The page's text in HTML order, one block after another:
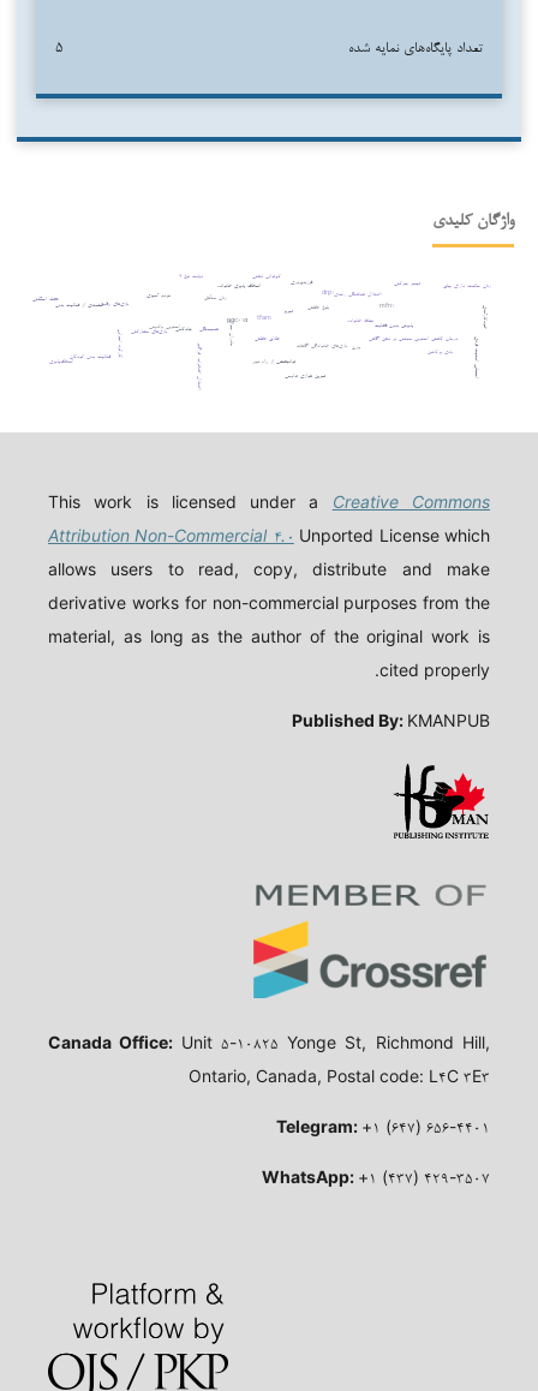
تعداد پایگاه‌های نمایه شده ۵
واژگان کلیدی
بلوغ عاطفی
طلاق عاطفی
زنان متأهل
تبریز
همبستگی
بازی‌های خانوادگی آگاهانه
نشاط خانواده
انعطاف پذیری خانواده
شادکامی
فرزندپروری
استرس والدینی مادران جوان درمان کاهش استرس مبتنی بر ذهن آگاهی
پذیرش بدون قضاوت
مردم آمیزی
احساس امنیت فردی اختلال اضطراب فراگیر
اختلال هماهنگی رشدی
خودکارآمدی
تبحر حرکتی
بازی‌های مشارکتی
بازی‌های رقابتی
بادی پرکاشن کارکرد اجرایی
لذتمندی از فعالیت بدنی
کم‌توانی ذهنی
فعالیت بدنی کودکان
توانبخشی از راه دور
وزن
انعطاف‌پذیری
زنان سالمند دارای چاق
دیابت نوع ۲
تمرین هوازی تداومی
pgc-۱α tfam
mfn۱
drp۱
عضله اسکلتی
This work is licensed under a Creative Commons
Attribution Non-Commercial ۴.۰ Unported License which
allows users to read, copy, distribute and make
derivative works for non-commercial purposes from the
material, as long as the author of the original work is
cited properly.
Published By: KMANPUB
Canada Office: Unit ۵-۱۰۸۲۵ Yonge St, Richmond Hill,
Ontario, Canada, Postal code: L۴C ۳E۳
Telegram: +۱ (۶۴۷) ۶۵۶-۴۴۰۱
WhatsApp: +۱ (۴۳۷) ۴۲۹-۳۵۰۷